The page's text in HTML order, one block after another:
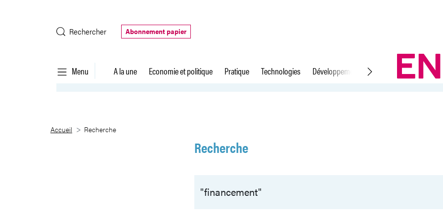
Rechercher
Abonnement papier
Menu A la une Economie et politique Pratique Technologies Développement durable Droit du travail
Recherche
Accueil Recherche
Recherche